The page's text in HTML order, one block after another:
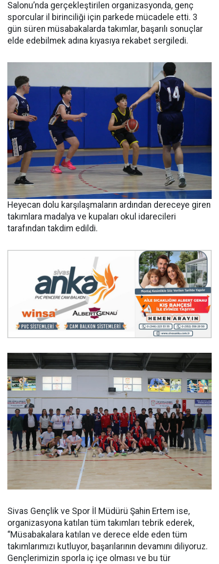
Salonu’nda gerçekleştirilen organizasyonda, genç
sporcular il birinciliği için parkede mücadele etti. 3
gün süren müsabakalarda takımlar, başarılı sonuçlar
elde edebilmek adına kıyasıya rekabet sergiledi.
Heyecan dolu karşılaşmaların ardından dereceye giren
takımlara madalya ve kupaları okul idarecileri
tarafından takdim edildi.
Sivas Gençlik ve Spor İl Müdürü Şahin Ertem ise,
organizasyona katılan tüm takımları tebrik ederek,
“Müsabakalara katılan ve derece elde eden tüm
takımlarımızı kutluyor, başarılarının devamını diliyoruz.
Gençlerimizin sporla iç içe olması ve bu tür